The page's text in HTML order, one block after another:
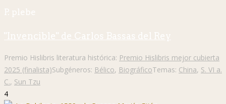
P. plebe
"Invencible" de Carlos Bassas del Rey
Premio Hislibris literatura histórica: Premio Hislibris mejor cubierta
2025 (finalista)Subgéneros: Bélico, BiográficoTemas: China, S. VI a.
C., Sun Tzu
4